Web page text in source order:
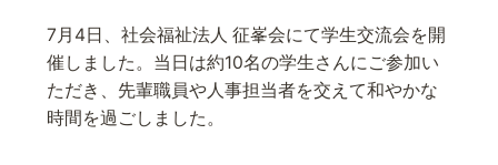
7月4日、社会福祉法人 征峯会にて学生交流会を開
催しました。当日は約10名の学生さんにご参加い
ただき、先輩職員や人事担当者を交えて和やかな
時間を過ごしました。